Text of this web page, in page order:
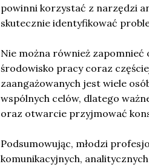
powinni korzystać z narzędzi
skutecznie identyfikować
Nie można również zapomnieć
środowisko pracy coraz
zaangażowanych jest wiele
wspólnych celów, dlatego
oraz otwarcie przyjmować
Podsumowując, młodzi
komunikacyjnych,